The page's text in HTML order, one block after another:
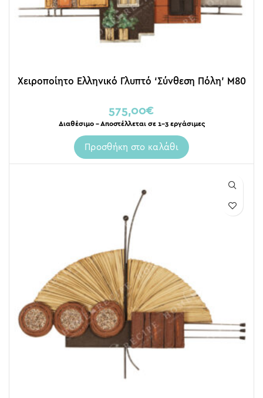
Χειροποίητο Ελληνικό Γλυπτό ‘Σύνθεση Πόλη’ Μ80
575,00€
Διαθέσιμο – Αποστέλλεται σε 1-3 εργάσιμες
Προσθήκη στο καλάθι